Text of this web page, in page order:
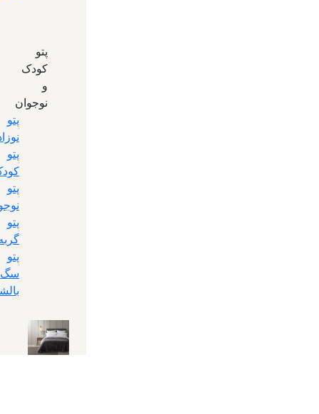
پتو
کودک
و
نوجوان
پتو
پتو
پتو
پتو
پتو
سگ